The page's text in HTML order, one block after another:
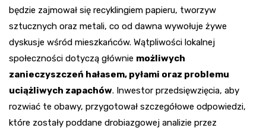
będzie zajmował się recyklingiem papieru, tworzyw
sztucznych oraz metali, co od dawna wywołuje żywe
dyskusje wśród mieszkańców. Wątpliwości lokalnej
społeczności dotyczą głównie możliwych
zanieczyszczeń hałasem, pyłami oraz problemu
uciążliwych zapachów. Inwestor przedsięwzięcia, aby
rozwiać te obawy, przygotował szczegółowe odpowiedzi,
które zostały poddane drobiazgowej analizie przez